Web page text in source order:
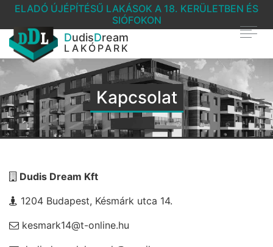
ELADÓ ÚJÉPÍTÉSŰ LAKÁSOK A 18. KERÜLETBEN ÉS
SIÓFOKON
DudisDream
LAKÓPARK
Kapcsolat
Dudis Dream Kft
1204 Budapest, Késmárk utca 14.
kesmark14@t-online.hu